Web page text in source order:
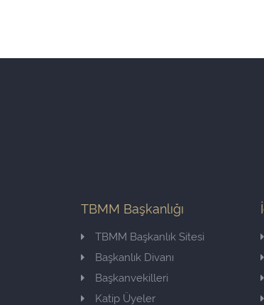
TBMM Başkanlığı
TBMM Başkanlık Sitesi
Başkanlık Divanı
Başkanvekilleri
Katip Üyeler